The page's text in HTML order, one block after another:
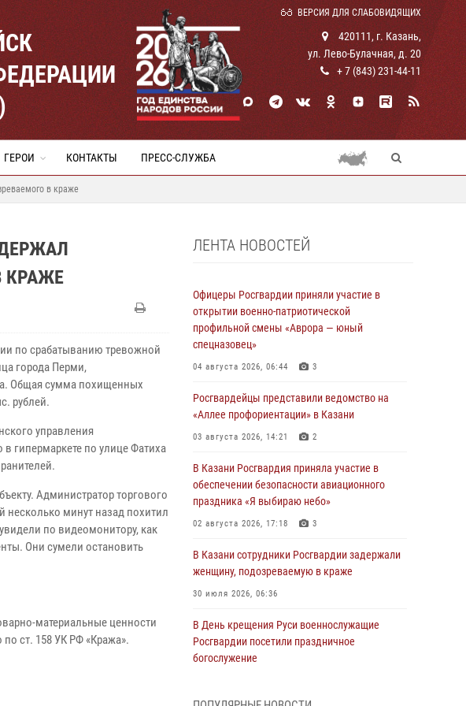
ВЕРСИЯ ДЛЯ СЛАБОВИДЯЩИХ
420111, г. Казань,
ул. Лево-Булачная, д. 20
+ 7 (843) 231-44-11
ГЕРОИ КОНТАКТЫ ПРЕСС-СЛУЖБА
в краже
КРАЖЕ
по срабатыванию тревожной
города Перми,
Общая сумма похищенных
рублей.
управления
гипермаркете по улице Фатиха
Администратор торгового
несколько минут назад похитил
по видеомонитору, как
Они сумели остановить
материальные ценности
ст. 158 УК РФ «Кража».
ЛЕНТА НОВОСТЕЙ
Офицеры Росгвардии приняли участие в
открытии военно-патриотической
профильной смены «Аврора — юный
спецназовец»
04 августа 2026, 06:44 3
Росгвардейцы представили ведомство на
«Аллее профориентации» в Казани
03 августа 2026, 14:21 2
В Казани Росгвардия приняла участие в
обеспечении безопасности авиационного
праздника «Я выбираю небо»
02 августа 2026, 17:18 3
В Казани сотрудники Росгвардии задержали
женщину, подозреваемую в краже
30 июля 2026, 06:36
В День крещения Руси военнослужащие
Росгвардии посетили праздничное
богослужение